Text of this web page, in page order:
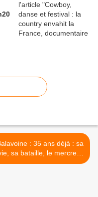
: 35 ans déjà : sa
sa bataille, le mercredi
31/03/2021 à 21h15 sur